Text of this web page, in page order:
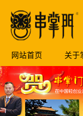
网站首页 关于
贺